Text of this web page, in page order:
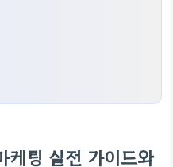
케팅 실전 가이드와